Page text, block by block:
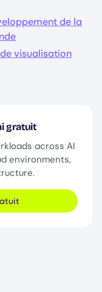
de la
visualisation
gratuit
across AI
environments,